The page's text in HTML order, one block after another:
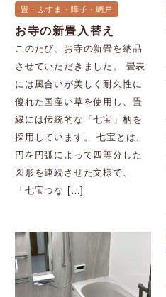
畳・ふすま・障子・網戸
お寺の新畳入替え
このたび、お寺の新畳を納品
させていただきました。 畳表
には風合いが美しく耐久性に
優れた国産い草を使用し、畳
縁には伝統的な「七宝」柄を
採用しています。 七宝とは、
円を円弧によって四等分した
図形を連続させた文様で、
「七宝つな […]